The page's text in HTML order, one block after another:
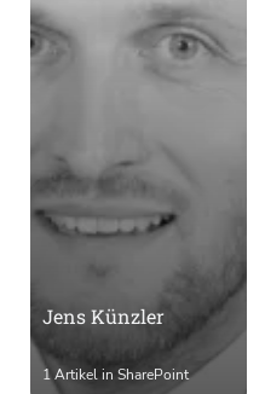
Jens Künzler
1 Artikel in SharePoint